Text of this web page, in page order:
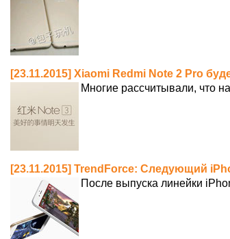
[23.11.2015] Xiaomi Redmi Note 2 Pro
Многие рассчитывали, что
[23.11.2015] TrendForce: Следующий
После выпуска линейки